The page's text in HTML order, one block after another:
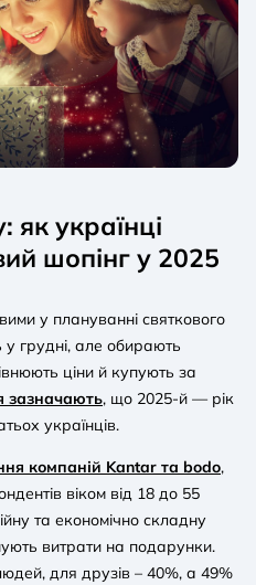
як українці
шопінг у 2025
у плануванні святкового
грудні, але обирають
ціни й купують за
зазначають, що 2025-й — рік
українців.
компаній Kantar та bodo,
віком від 18 до 55
та економічно складну
витрати на подарунки.
для друзів – 40%, а 49%